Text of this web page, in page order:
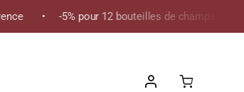
• -5% pour 12 bouteilles de champagne de la